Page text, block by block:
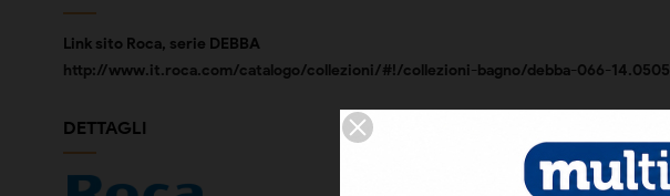
Link sito Roca, serie DEBBA
http://www.it.roca.com/catalogo/collezioni/#!/collezioni-bagno/debba-066-14.0505
DETTAGLI